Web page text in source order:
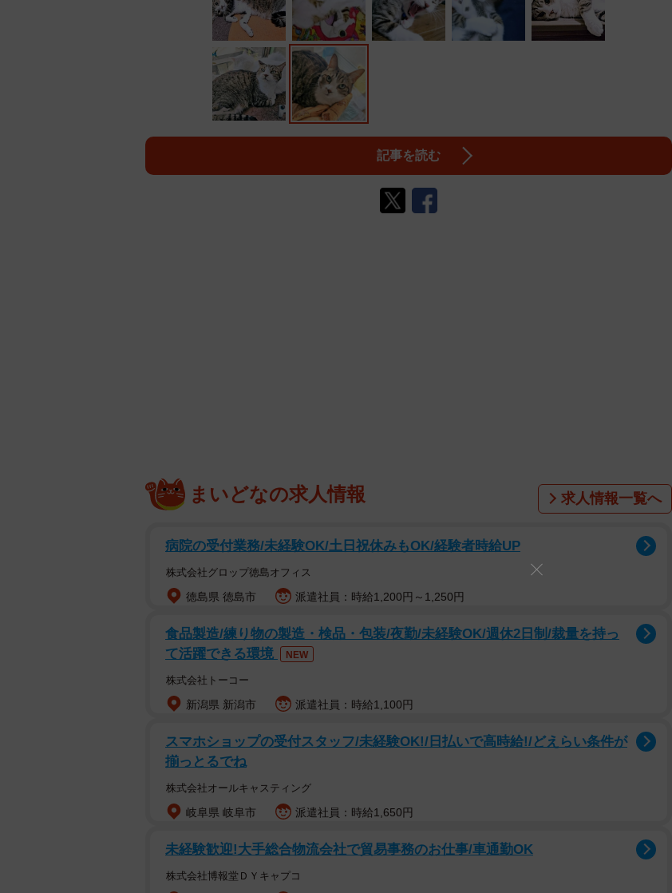
記事を読む
まいどなの求人情報 求人情報一覧へ
病院の受付業務/未経験OK/土日祝休みもOK/経験者時給UP
株式会社グロップ徳島オフィス
徳島県 徳島市 派遣社員：時給1,200円～1,250円
食品製造/練り物の製造・検品・包装/夜勤/未経験OK/週休2日制/裁量を持っ
て活躍できる環境
NEW
株式会社トーコー
新潟県 新潟市 派遣社員：時給1,100円
スマホショップの受付スタッフ/未経験OK!/日払いで高時給!/どえらい条件が
揃っとるでね
株式会社オールキャスティング
岐阜県 岐阜市 派遣社員：時給1,650円
未経験歓迎!大手総合物流会社で貿易事務のお仕事/車通勤OK
株式会社博報堂ＤＹキャプコ